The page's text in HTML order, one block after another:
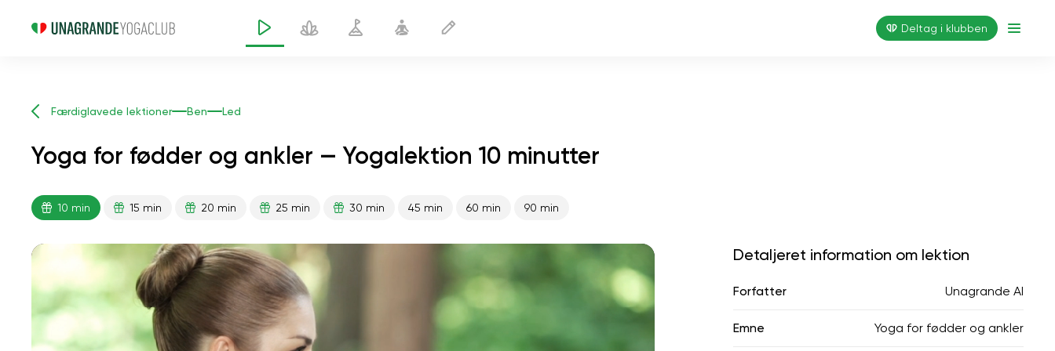
Deltag i klubben
Færdiglavede lektioner Ben Led
Yoga for fødder og ankler — Yogalektion 10 minutter
10 min 15 min 20 min 25 min 30 min 45 min 60 min 90 min
Detaljeret information om lektion
Forfatter Unagrande AI
Emne Yoga for fødder og ankler